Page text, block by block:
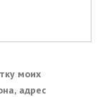
моих
адрес